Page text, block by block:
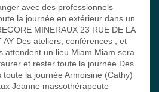
avec des professionnels
la journée en extérieur dans un
MINERAUX 23 RUE DE LA
AY Des ateliers, conférences , et
attendent un lieu Miam Miam sera
et rester toute la journée Des
la journée Armoisine (Cathy)
Jeanne massothérapeute